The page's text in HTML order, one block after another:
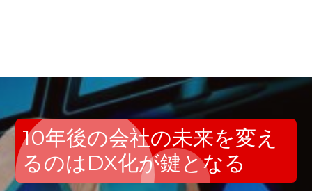
10年後の会社の未来を変え
るのはDX化が鍵となる